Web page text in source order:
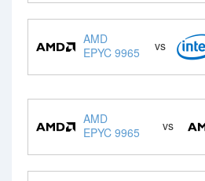
AMD
EPYC 9965
vs
AMD
EPYC 9965
vs